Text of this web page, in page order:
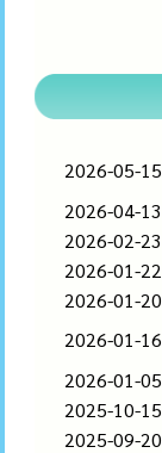
2026-05-15
2026-04-13
2026-02-23
2026-01-22
2026-01-20
2026-01-16
2026-01-05
2025-10-15
2025-09-20